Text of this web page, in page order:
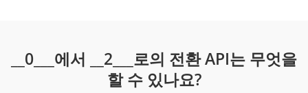
__0___에서 __2___로의 전환 API는 무엇을
할 수 있나요?